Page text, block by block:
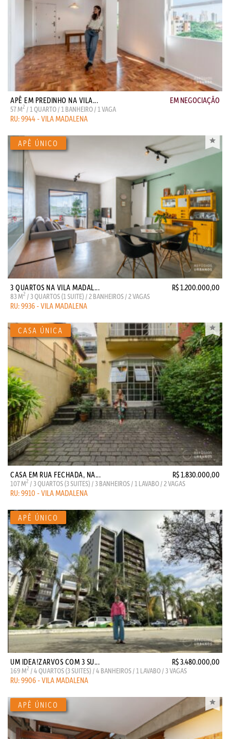
APÊ EM PREDINHO NA VILA... EM NEGOCIAÇÃO
57 M2 / 1 QUARTO / 1 BANHEIRO / 1 VAGA
RU: 9944 - VILA MADALENA
3 QUARTOS NA VILA MADAL... R$ 1.200.000,00
83 M2 / 3 QUARTOS (1 SUITE) / 2 BANHEIROS / 2 VAGAS
RU: 9936 - VILA MADALENA
CASA EM RUA FECHADA, NA... R$ 1.830.000,00
107 M2 / 3 QUARTOS (3 SUITES) / 3 BANHEIROS / 1 LAVABO / 2 VAGAS
RU: 9910 - VILA MADALENA
UM IDEA!ZARVOS COM 3 SU... R$ 3.480.000,00
169 M2 / 4 QUARTOS (3 SUITES) / 4 BANHEIROS / 1 LAVABO / 3 VAGAS
RU: 9906 - VILA MADALENA